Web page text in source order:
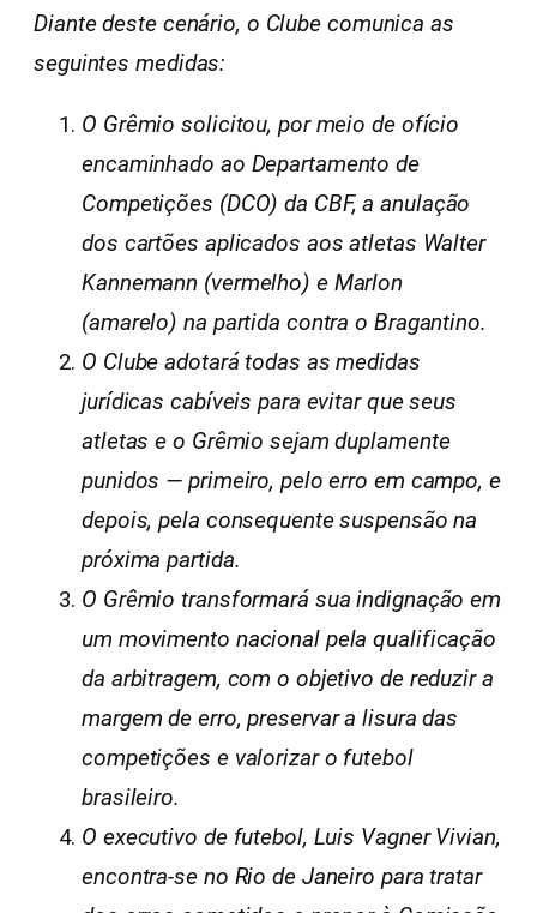
Diante deste cenário, o Clube comunica as
seguintes medidas:
O Grêmio solicitou, por meio de ofício
encaminhado ao Departamento de
Competições (DCO) da CBF, a anulação
dos cartões aplicados aos atletas Walter
Kannemann (vermelho) e Marlon
(amarelo) na partida contra o Bragantino.
O Clube adotará todas as medidas
jurídicas cabíveis para evitar que seus
atletas e o Grêmio sejam duplamente
punidos — primeiro, pelo erro em campo, e
depois, pela consequente suspensão na
próxima partida.
O Grêmio transformará sua indignação em
um movimento nacional pela qualificação
da arbitragem, com o objetivo de reduzir a
margem de erro, preservar a lisura das
competições e valorizar o futebol
brasileiro.
O executivo de futebol, Luis Vagner Vivian,
encontra-se no Rio de Janeiro para tratar